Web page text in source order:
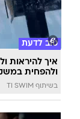
טוב לדעת
איך להיראות
ולהפחית
בשיתוף TI SWIM